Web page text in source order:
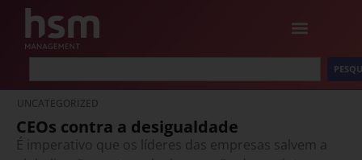
UNCATEGORIZED
CEOs contra a desigualdade
É imperativo que os líderes das empresas salvem a